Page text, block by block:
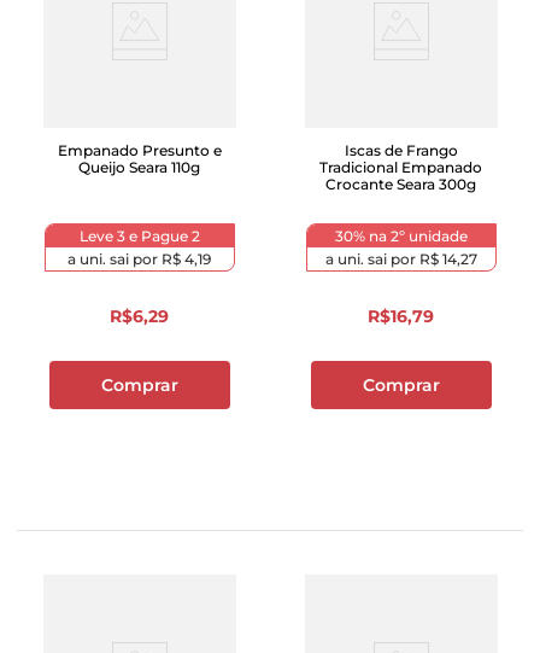
Empanado Presunto e
Queijo Seara 110g
Leve 3 e Pague 2
a uni. sai por R$ 4,19
R$6,29
Comprar
Iscas de Frango
Tradicional Empanado
Crocante Seara 300g
30% na 2º unidade
a uni. sai por R$ 14,27
R$16,79
Comprar